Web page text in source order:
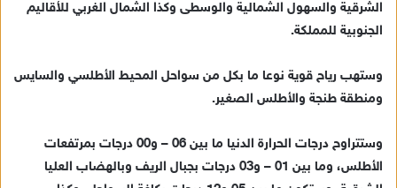
ن
الشرقية والسهول الشمالية والوسطى وكذا الشمال الغربي للأقاليم
الجنوبية للمملكة.
وستهب رياح قوية نوعا ما بكل من سواحل المحيط الأطلسي والسايس
ومنطقة طنجة والأطلس الصغير.
وستتراوح درجات الحرارة الدنيا ما بين 06 – و00 درجات بمرتفعات
الأطلس، وما بين 01 – و03 درجات بجبال الريف وبالهضاب العليا